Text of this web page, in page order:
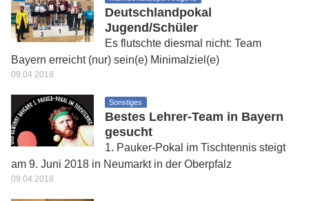
Deutschlandpokal
Jugend/Schüler
Es flutschte diesmal nicht: Team
Bayern erreicht (nur) sein(e) Minimalziel(e)
09.04.2018
Sonstiges
Bestes Lehrer-Team in Bayern
gesucht
1. Pauker-Pokal im Tischtennis steigt
am 9. Juni 2018 in Neumarkt in der Oberpfalz
09.04.2018